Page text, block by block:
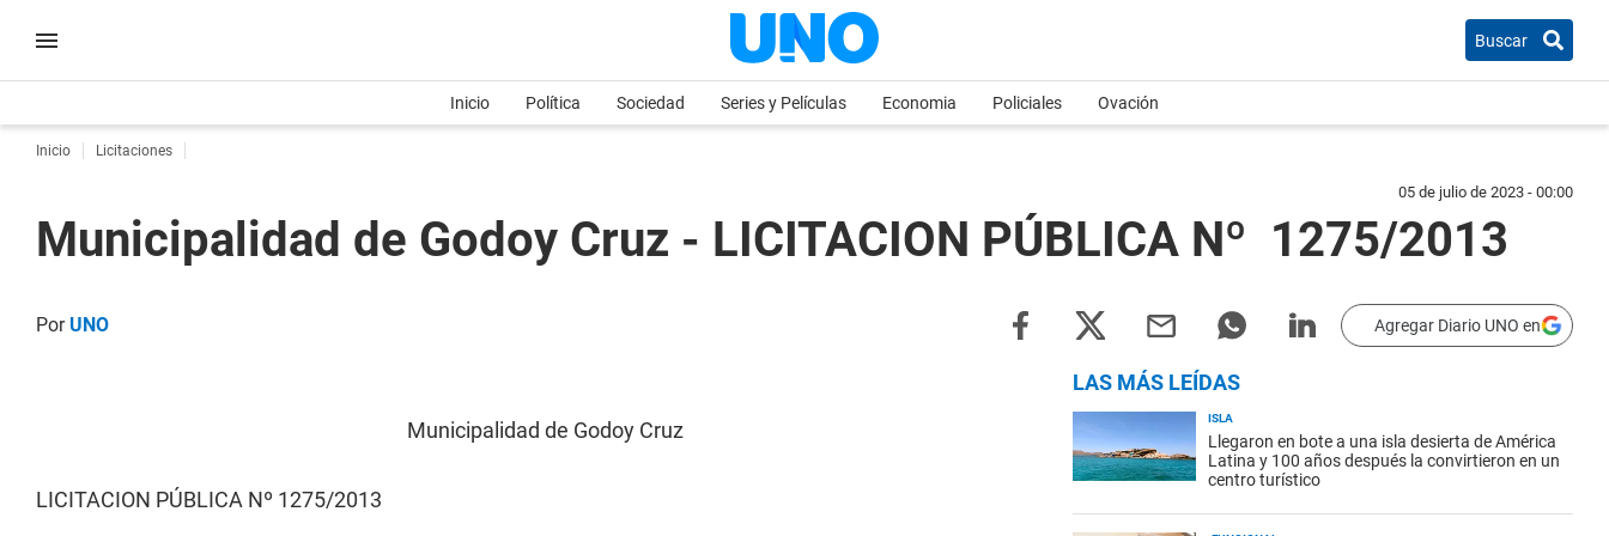
Buscar
Inicio Política Sociedad Series y Películas Economia Policiales Ovación
Inicio Licitaciones
05 de julio de 2023 - 00:00
Municipalidad de Godoy Cruz - LICITACION PÚBLICA Nº 1275/2013
PorUNO Agregar Diario UNO en
Municipalidad de Godoy Cruz
LICITACION PÚBLICA Nº 1275/2013
LAS MÁS LEÍDAS
ISLA
Llegaron en bote a una isla desierta de América
Latina y 100 años después la convirtieron en un
centro turístico